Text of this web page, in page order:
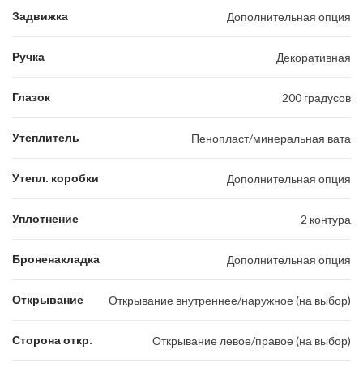
Задвижка Дополнительная опция
Ручка Декоративная
Глазок 200 градусов
Утеплитель Пенопласт/минеральная вата
Утепл. коробки Дополнительная опция
Уплотнение 2 контура
Броненакладка Дополнительная опция
Открывание Открывание внутреннее/наружное (на выбор)
Сторона откр. Открывание левое/правое (на выбор)